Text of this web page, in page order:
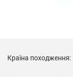
Країна походження: